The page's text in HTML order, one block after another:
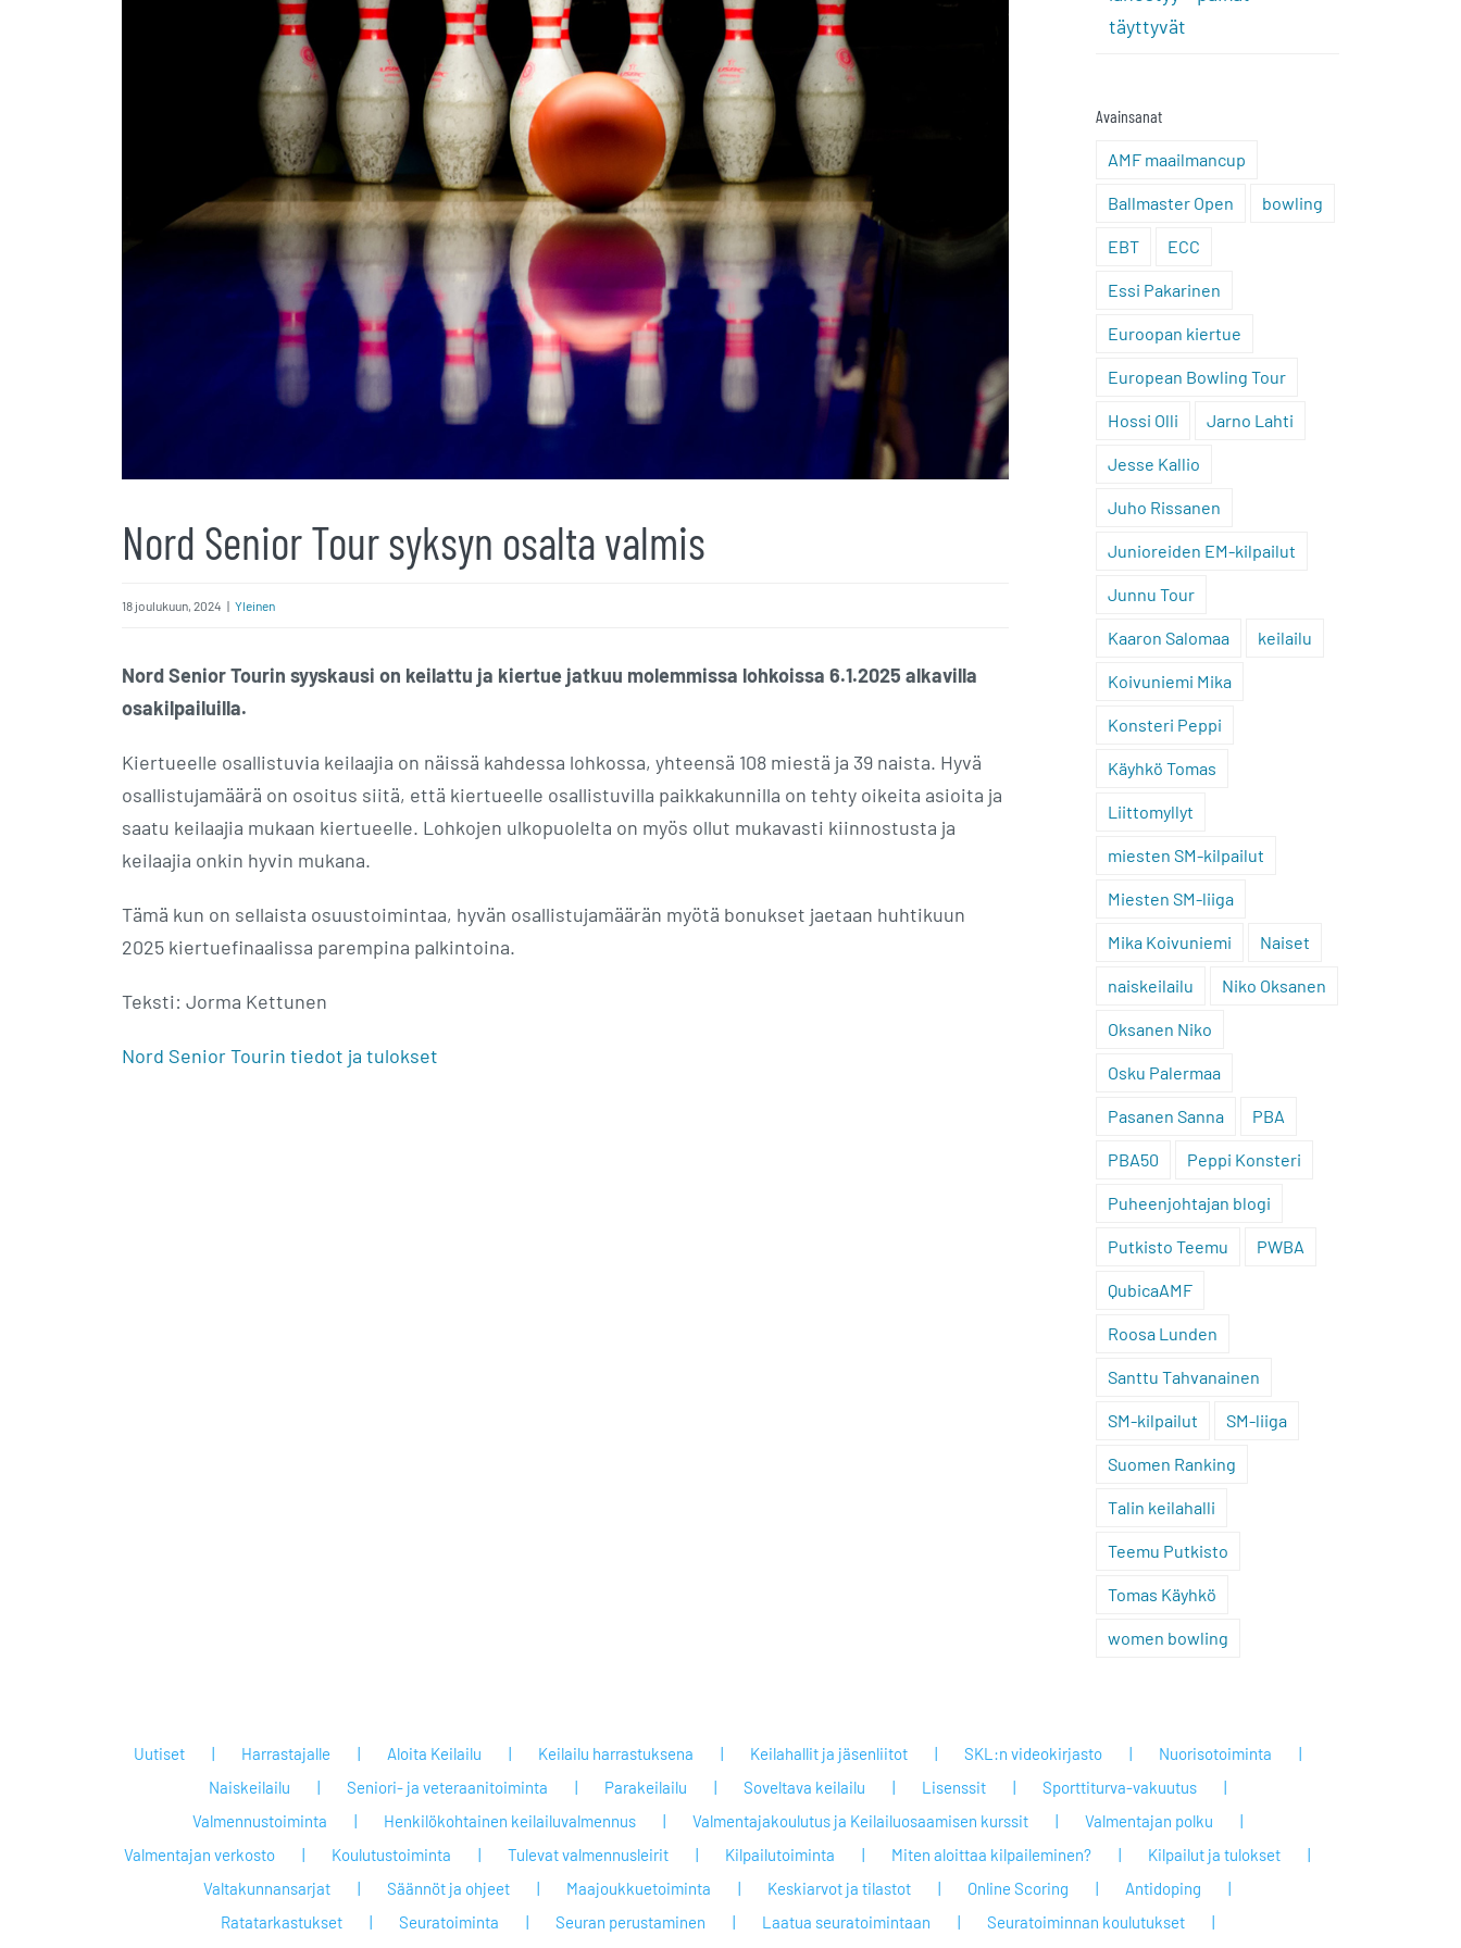
Nord Senior Tour syksyn osalta valmis
18 joulukuun, 2024 | Yleinen
Nord Senior Tourin syyskausi on keilattu ja kiertue jatkuu molemmissa lohkoissa 6.1.2025 alkavilla
osakilpailuilla.
Kiertueelle osallistuvia keilaajia on näissä kahdessa lohkossa, yhteensä 108 miestä ja 39 naista. Hyvä
osallistujamäärä on osoitus siitä, että kiertueelle osallistuvilla paikkakunnilla on tehty oikeita asioita ja
saatu keilaajia mukaan kiertueelle. Lohkojen ulkopuolelta on myös ollut mukavasti kiinnostusta ja
keilaajia onkin hyvin mukana.
Tämä kun on sellaista osuustoimintaa, hyvän osallistujamäärän myötä bonukset jaetaan huhtikuun
2025 kiertuefinaalissa parempina palkintoina.
Teksti: Jorma Kettunen
Nord Senior Tourin tiedot ja tulokset
täyttyvät
Avainsanat
AMF maailmancup
Ballmaster Open bowling
EBT ECC
Essi Pakarinen
Euroopan kiertue
European Bowling Tour
Hossi Olli Jarno Lahti
Jesse Kallio
Juho Rissanen
Junioreiden EM-kilpailut
Junnu Tour
Kaaron Salomaa keilailu
Koivuniemi Mika
Konsteri Peppi
Käyhkö Tomas
Liittomyllyt
miesten SM-kilpailut
Miesten SM-liiga
Mika Koivuniemi Naiset
naiskeilailu Niko Oksanen
Oksanen Niko
Osku Palermaa
Pasanen Sanna PBA
PBA50 Peppi Konsteri
Puheenjohtajan blogi
Putkisto Teemu PWBA
QubicaAMF
Roosa Lunden
Santtu Tahvanainen
SM-kilpailut SM-liiga
Suomen Ranking
Talin keilahalli
Teemu Putkisto
Tomas Käyhkö
women bowling
Uutiset Harrastajalle Aloita Keilailu Keilailu harrastuksena Keilahallit ja jäsenliitot SKL:n videokirjasto
Nuorisotoiminta
Naiskeilailu
Seniori- ja veteraanitoiminta Parakeilailu Soveltava keilailu Lisenssit
Sporttiturva-vakuutus
Valmennustoiminta
Henkilökohtainen keilailuvalmennus Valmentajakoulutus ja Keilailuosaamisen kurssit
Valmentajan polku
Valmentajan verkosto
Koulutustoiminta Tulevat valmennusleirit Kilpailutoiminta Miten aloittaa kilpaileminen?
Kilpailut ja tulokset
Valtakunnansarjat
Säännöt ja ohjeet Maajoukkuetoiminta Keskiarvot ja tilastot Online Scoring
Antidoping
Ratatarkastukset
Seuratoiminta Seuran perustaminen Laatua seuratoimintaan
Seuratoiminnan koulutukset